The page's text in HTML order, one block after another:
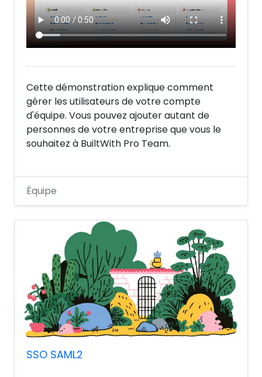
Cette démonstration explique comment
gérer les utilisateurs de votre compte
d'équipe. Vous pouvez ajouter autant de
personnes de votre entreprise que vous le
souhaitez à BuiltWith Pro Team.
Équipe
SSO SAML2